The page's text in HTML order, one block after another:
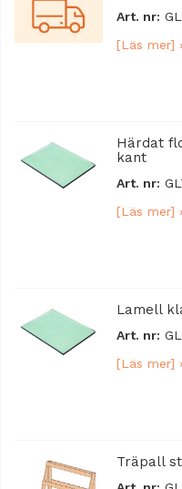
Art. nr:
[Läs mer]
Härdat
kant
Art. nr:
[Läs mer]
Lamell
Art. nr:
[Läs mer]
Träpall